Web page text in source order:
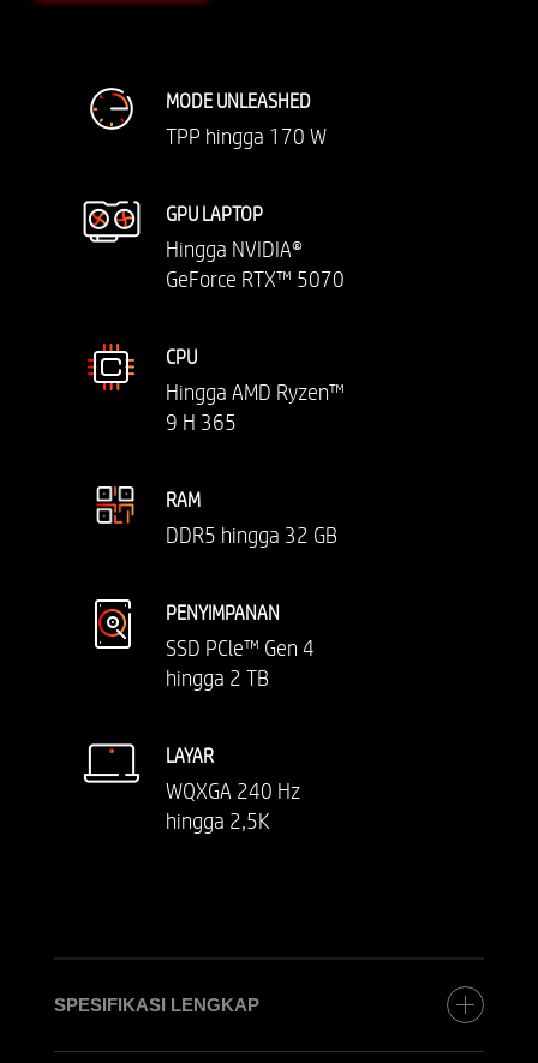
MODE UNLEASHED
TPP hingga 170 W
GPU LAPTOP
Hingga NVIDIA®
GeForce RTX™ 5070
CPU
Hingga AMD Ryzen™
9 H 365
RAM
DDR5 hingga 32 GB
PENYIMPANAN
SSD PCle™ Gen 4
hingga 2 TB
LAYAR
WQXGA 240 Hz
hingga 2,5K
SPESIFIKASI LENGKAP